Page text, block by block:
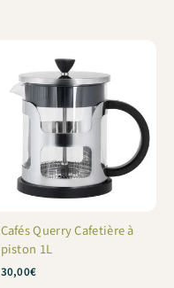
Cafés Querry Cafetière à
piston 1L
30,00€